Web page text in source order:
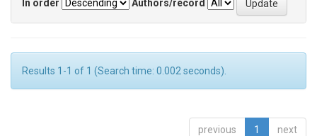
In order
Authors/record
Results 1-1 of 1 (Search time: 0.002 seconds).
previous 1 next